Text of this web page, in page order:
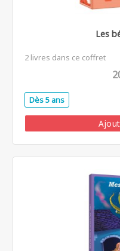
Les
2 livres dans ce coffret
Dès 5 ans